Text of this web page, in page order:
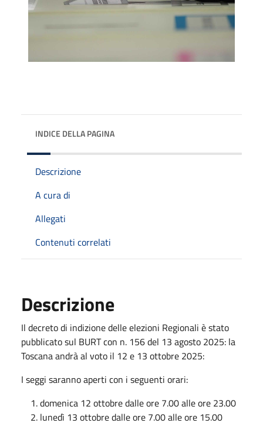
INDICE DELLA PAGINA
Descrizione
A cura di
Allegati
Contenuti correlati
Descrizione
Il decreto di indizione delle elezioni Regionali è stato
pubblicato sul BURT con n. 156 del 13 agosto 2025: la
Toscana andrà al voto il 12 e 13 ottobre 2025:
I seggi saranno aperti con i seguenti orari:
domenica 12 ottobredalle ore 7.00 alle ore 23.00
lunedì 13 ottobredalle ore 7.00 alle ore 15.00